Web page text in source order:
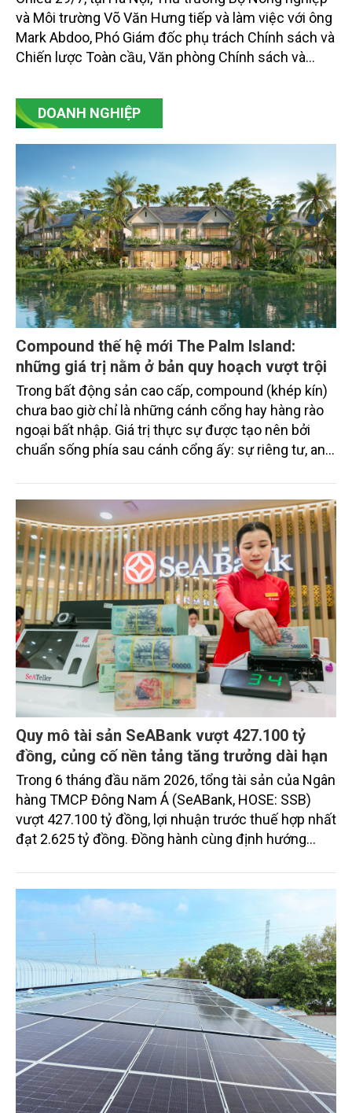
và Môi trường Võ Văn Hưng tiếp và làm việc với ông
Mark Abdoo, Phó Giám đốc phụ trách Chính sách và
Chiến lược Toàn cầu, Văn phòng Chính sách và
và Dược phẩm Hoa Kỳ (FDA).
DOANH NGHIỆP
Compound thế hệ mới The Palm Island:
những giá trị nằm ở bản quy hoạch vượt trội
Trong bất động sản cao cấp, compound (khép kín)
chưa bao giờ chỉ là những cánh cổng hay hàng rào
ngoại bất nhập. Giá trị thực sự được tạo nên bởi
chuẩn sống phía sau cánh cổng ấy: sự riêng tư, an
vụ được thiết kế dành riêng cho họ.
Quy mô tài sản SeABank vượt 427.100 tỷ
đồng, củng cố nền tảng tăng trưởng dài hạn
Trong 6 tháng đầu năm 2026, tổng tài sản của Ngân
hàng TMCP Đông Nam Á (SeABank, HOSE: SSB)
vượt 427.100 tỷ đồng, lợi nhuận trước thuế hợp nhất
đạt 2.625 tỷ đồng. Đồng hành cùng định hướng
SeABank tiếp tục duy trì hoạt động hiệu quả, mở
rộng tín dụng, củng cố nguồn vốn và đảm bảo các
chỉ tiêu an toàn.